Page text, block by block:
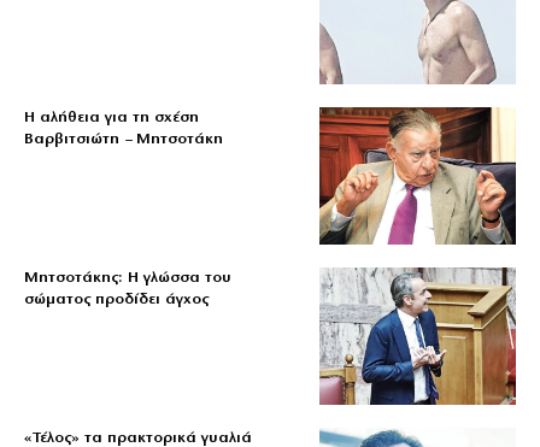
Η αλήθεια για τη σχέση
Βαρβιτσιώτη – Μητσοτάκη
Μητσοτάκης: Η γλώσσα του
σώματος προδίδει άγχος
«Τέλος» τα πρακτορικά γυαλιά